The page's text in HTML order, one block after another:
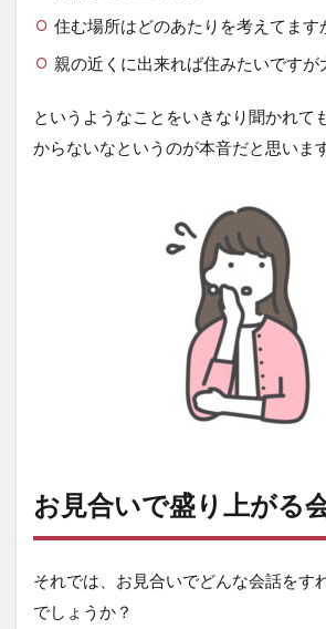
住む場所はどのあたりを考えてます
親の近くに出来れば住みたいですが
というようなことをいきなり聞かれて
からないなというのが本音だと思います
お見合いで盛り上がる
それでは、お見合いでどんな会話をす
でしょうか？